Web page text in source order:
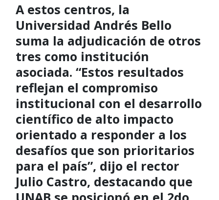
A estos centros, la
Universidad Andrés Bello
suma la adjudicación de otros
tres como institución
asociada. “Estos resultados
reflejan el compromiso
institucional con el desarrollo
científico de alto impacto
orientado a responder a los
desafíos que son prioritarios
para el país”, dijo el rector
Julio Castro, destacando que